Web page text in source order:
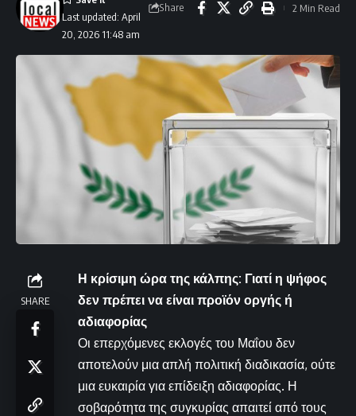
Last updated: April
20, 2026 11:48 am
Share 2 Min Read
SHARE
Η κρίσιμη ώρα της κάλπης: Γιατί η ψήφος
δεν πρέπει να είναι προϊόν οργής ή
αδιαφορίας
Οι επερχόμενες εκλογές του Μαΐου δεν
αποτελούν μια απλή πολιτική διαδικασία, ούτε
μια ευκαιρία για επίδειξη αδιαφορίας. Η
σοβαρότητα της συγκυρίας απαιτεί από τους